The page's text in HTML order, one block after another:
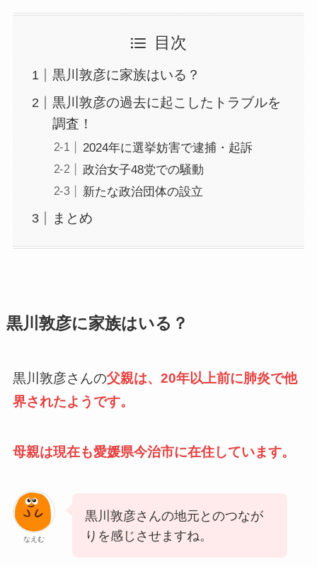
目次
黒川敦彦に家族はいる？
黒川敦彦の過去に起こしたトラブルを
調査！
2024年に選挙妨害で逮捕・起訴
政治女子48党での騒動
新たな政治団体の設立
まとめ
黒川敦彦に家族はいる？
黒川敦彦さんの父親は、20年以上前に肺炎で他
界されたようです。
母親は現在も愛媛県今治市に在住しています。
なえむ
黒川敦彦さんの地元とのつなが
りを感じさせますね。